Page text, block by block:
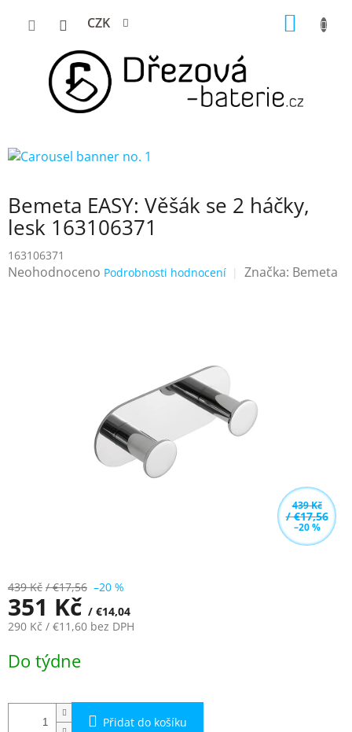
CZK
Bemeta EASY: Věšák se 2 háčky,
lesk 163106371
163106371
Průměrné
Neohodnoceno Podrobnosti hodnocení Značka: Bemeta
439 Kč
/ €17,56
–20 %
439 Kč / €17,56 –20 %
351 Kč / €14,04
290 Kč / €11,60 bez DPH
cena:
Do týdne
Přidat do košíku